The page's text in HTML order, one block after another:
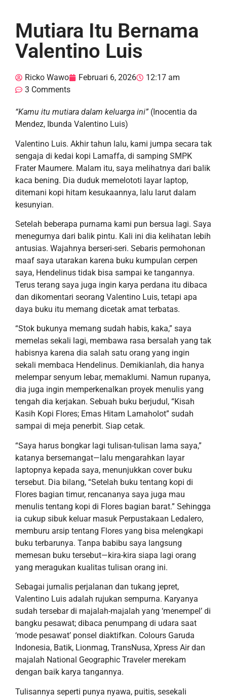
Mutiara Itu Bernama
Valentino Luis
Ricko Wawo Februari 6, 2026
12:17 am
3 Comments
“Kamu itu mutiara dalam keluarga ini”(Inocentia da
Mendez, Ibunda Valentino Luis)
Valentino Luis. Akhir tahun lalu, kami jumpa secara tak
sengaja di kedai kopi Lamaffa, di samping SMPK
Frater Maumere. Malam itu, saya melihatnya dari balik
kaca bening. Dia duduk memelototi layarlaptop,
ditemani kopi hitam kesukaannya, lalu larut dalam
kesunyian.
Setelah beberapa purnama kami pun bersua lagi. Saya
menegurnya dari balik pintu. Kali ini dia kelihatan lebih
antusias. Wajahnya berseri-seri. Sebaris permohonan
maaf saya utarakan karena buku kumpulan cerpen
saya, Hendelinus tidak bisa sampai ke tangannya.
Terus terang saya juga ingin karya perdana itu dibaca
dan dikomentari seorang Valentino Luis, tetapi apa
daya buku itu memang dicetak amat terbatas.
“Stok bukunya memang sudah habis, kaka,” saya
memelas sekali lagi, membawa rasa bersalah yang tak
habisnya karena dia salah satu orang yang ingin
sekali membaca Hendelinus. Demikianlah, dia hanya
melempar senyum lebar, memaklumi. Namun rupanya,
dia juga ingin memperkenalkan proyek menulis yang
tengah dia kerjakan. Sebuah buku berjudul, “Kisah
Kasih Kopi Flores; Emas Hitam Lamaholot” sudah
sampai di meja penerbit. Siap cetak.
“Saya harus bongkar lagi tulisan-tulisan lama saya,”
katanya bersemangat—lalu mengarahkan layar
laptopnya kepada saya, menunjukkan cover buku
tersebut. Dia bilang, “Setelah buku tentang kopi di
Flores bagian timur, rencananya saya juga mau
menulis tentang kopi di Flores bagian barat.” Sehingga
ia cukup sibuk keluar masuk Perpustakaan Ledalero,
memburu arsip tentang Flores yang bisa melengkapi
buku terbarunya. Tanpa babibu saya langsung
memesan buku tersebut—kira-kira siapa lagi orang
yang meragukan kualitas tulisan orang ini.
Sebagai jurnalis perjalanan dan tukang jepret,
Valentino Luis adalah rujukan sempurna. Karyanya
sudah tersebar di majalah-majalah yang ‘menempel’ di
bangku pesawat; dibaca penumpang di udara saat
‘mode pesawat’ ponsel diaktifkan. Colours Garuda
Indonesia, Batik, Lionmag, TransNusa, Xpress Airdan
majalah National Geographic Travelermerekam
dengan baik karya tangannya.
Tulisannya seperti punya nyawa, puitis, sesekali